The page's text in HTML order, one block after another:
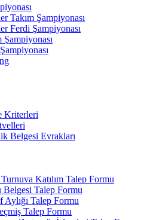
Takım Şampiyonası
Ferdi Şampiyonası
Şampiyonası
Kriterleri
Belgesi Evrakları
Katılım Talep Formu
Talep Formu
Aylığı Talep Formu
Talep Formu